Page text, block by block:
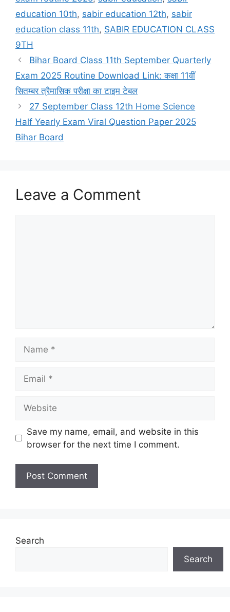
education 10th, sabir education 12th, sabir
education class 11th, SABIR EDUCATION CLASS
9TH
Bihar Board Class 11th September Quarterly
Exam 2025 Routine Download Link: कक्षा 11वीं
सितम्बर त्रैमासिक परीक्षा का टाइम टेबल
27 September Class 12th Home Science
Half Yearly Exam Viral Question Paper 2025
Bihar Board
Leave a Comment
Save my name, email, and website in this
browser for the next time I comment.
Search
Search